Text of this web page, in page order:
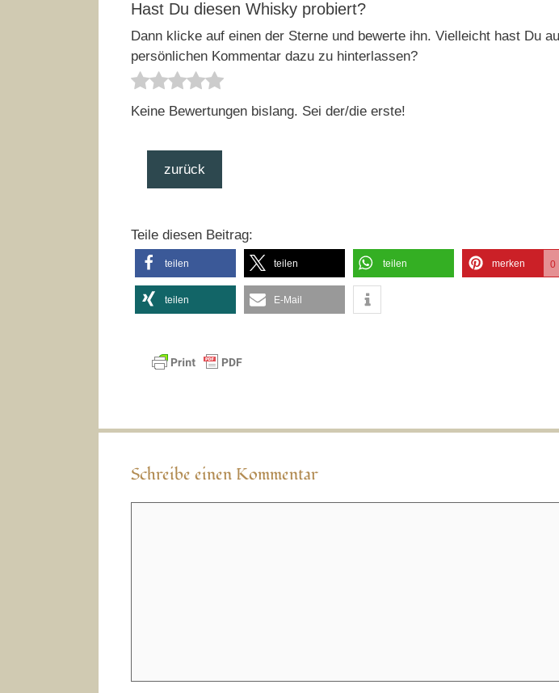
Hast Du diesen Whisky probiert?
Dann klicke auf einen der Sterne und bewerte ihn. Vielleicht hast Du
persönlichen Kommentar dazu zu hinterlassen?
Keine Bewertungen bislang. Sei der/die erste!
zurück
Teile diesen Beitrag:
teilen teilen teilen merken 0
teilen E-Mail
Schreibe einen Kommentar